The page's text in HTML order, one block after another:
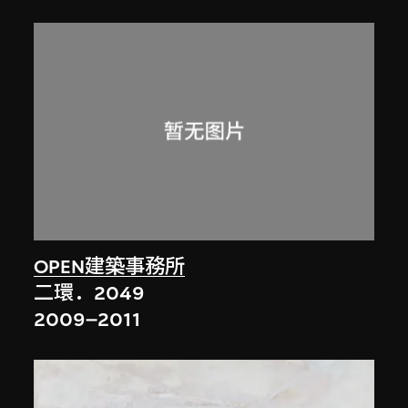
OPEN建築事務所
二環．2049
2009–2011